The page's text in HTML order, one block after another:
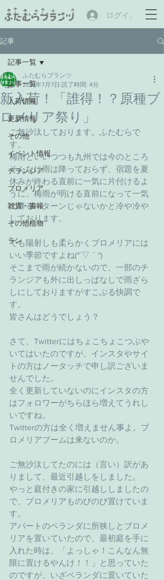
ログイン
記事
記事一覧
入荷情報
更新情報
その他
イベント情報
チランジア
ブロメリア
雑貨・書籍
その他植物
ラン
記事一覧
新入荷！「誰得！？原種ブ
ロメリア祭り」
ふたむらプランツ
2021年7月7日 読了時間: 4分
ご無沙汰しております。ふたむらで
す。
梅雨といいつつも九州では今のところ
そんなに雨は降っておらず、宿題を夏
休みが終わる直前に一気に片付けるよ
うに、梅雨が明ける直前になって一気
に降るパターンじゃないかと冷や冷や
しております。
でも陽射しも柔らかくブロメリアには
いい季節ですよね(*´▽｀*)
そこまで雨が続かないので、一部のチ
ランジアも外に出しっぱなしで雨ざら
しにしておりますがすこぶる快調で
す。
皆さんはどうでしょう？
さて、Twitterにはちょこちょこつぶや
いてはいたのですが、インスタやサイ
トの方はノータッチで申し訳ございま
せんでした。
全く更新していないのにインスタの方
はフォロワーがちらほら増えてうれし
いですね。
Twitterの方は全く増えません事よ。ブ
ロメリアブームは来ないのか。
ご無沙汰してたのには（言い）訳があ
りまして、最近引越しをしました。
やっと庭付きの家に引越ししましたの
で、ブロメリアものびのび置けていま
す。
アパートのベランダに所狭しとブロメ
リアを置いていたので、最初庭を手に
入れた時は、「よっしゃ！こんなん無
限に置けるやんけ！！」と思っていた
のですが、いざベランダに置いていた